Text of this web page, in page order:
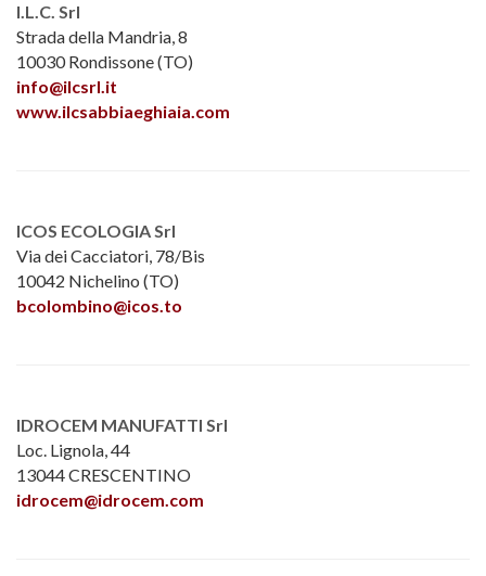
I.L.C. Srl
Strada della Mandria, 8
10030 Rondissone (TO)
info@ilcsrl.it
www.ilcsabbiaeghiaia.com
ICOS ECOLOGIA Srl
Via dei Cacciatori, 78/Bis
10042 Nichelino (TO)
bcolombino@icos.to
IDROCEM MANUFATTI Srl
Loc. Lignola, 44
13044 CRESCENTINO
idrocem@idrocem.com